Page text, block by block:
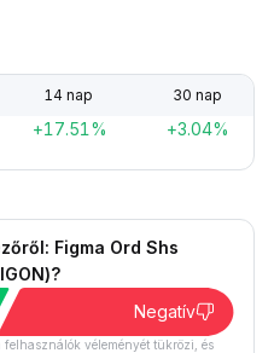
14 nap 30 nap
+17.51% +3.04%
Figma Ord Shs
Negatív
véleményét tükrözi, és